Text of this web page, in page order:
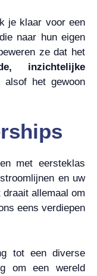
je klaar voor een
naar hun eigen
ze dat het
inzichtelijke
het gewoon
met eersteklas
en uw
allemaal om
eens verdiepen
tot een diverse
om een wereld